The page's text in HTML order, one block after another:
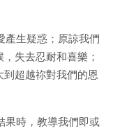
生疑惑；原諒我們
失去忍耐和喜樂；
超越祢對我們的恩
時，教導我們即或